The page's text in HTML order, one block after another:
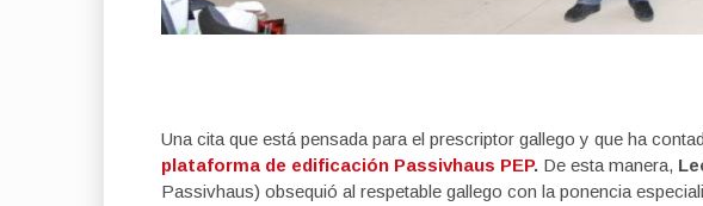
Una cita que está pensada para el prescriptor gallego y que ha
plataforma de edificación Passivhaus PEP. De esta manera,
Passivhaus) obsequió al respetable gallego con la ponencia